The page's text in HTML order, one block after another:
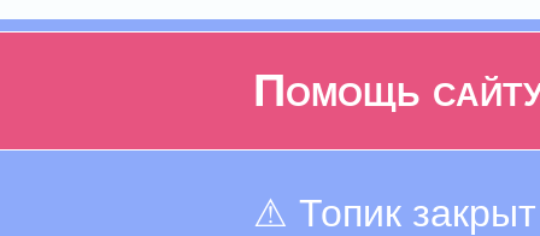
Помощь
⚠ Топик закрыт